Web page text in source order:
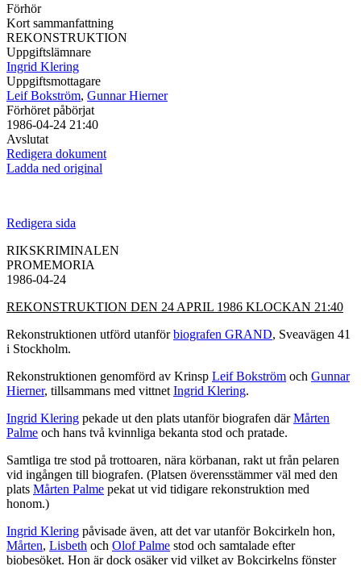
Förhör
Kort sammanfattning
REKONSTRUKTION
Uppgiftslämnare
Ingrid Klering
Uppgiftsmottagare
Leif Bokström, Gunnar Hierner
Förhöret påbörjat
1986-04-24 21:40
Avslutat
Redigera dokument
Ladda ned original
Redigera sida
RIKSKRIMINALEN
PROMEMORIA
1986-04-24
REKONSTRUKTION DEN 24 APRIL 1986 KLOCKAN 21:40
Rekonstruktionen utförd utanförbiografen GRAND, Sveavägen 41
i Stockholm.
Rekonstruktionen genomförd av Krinsp Leif Bokström och Gunnar
Hierner, tillsammans med vittnet Ingrid Klering.
Ingrid Klering pekade ut den plats utanför biografen därMårten
Palme och hans två kvinnliga bekanta stod och pratade.
Samtliga tre stod på trottoaren, nära körbanan, rakt ut från pelaren
vid ingången till biografen. (Platsen överensstämmer väl med den
plats Mårten Palme pekat ut vid tidigare rekonstruktion med
honom.)
Ingrid Klering påvisade även, att det var utanför Bokcirkeln hon,
Mårten, Lisbeth och Olof Palme stod och samtalade efter
biobesöket. Hon är dock osäker vid vilket av Bokcirkelns fönster